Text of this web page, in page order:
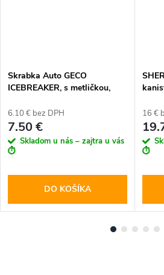
Skrabka Auto GECO
ICEBREAKER, s metličkou,
6.10 € bez DPH
7.50 €
Skladom u nás – zajtra u vás
⏱️
DO KOŠÍKA
16 €
⏱️